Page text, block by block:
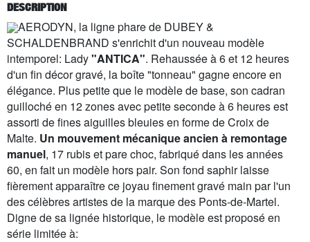
DESCRIPTION
AERODYN, la ligne phare de DUBEY &
SCHALDENBRAND s'enrichit d'un nouveau modèle
intemporel: Lady"ANTICA". Rehaussée à 6 et 12 heures
d'un fin décor gravé, la boîte "tonneau" gagne encore en
élégance. Plus petite que le modèle de base, son cadran
guilloché en 12 zones avec petite seconde à 6 heures est
assorti de fines aiguilles bleuies en forme de Croix de
Malte. Un mouvement mécanique ancien à remontage
manuel, 17 rubis et pare choc, fabriqué dans les années
60, en fait un modèle hors pair. Son fond saphir laisse
fièrement apparaître ce joyau finement gravé main par l'un
des célèbres artistes de la marque des Ponts-de-Martel.
Digne de sa lignée historique, le modèle est proposé en
série limitée à: